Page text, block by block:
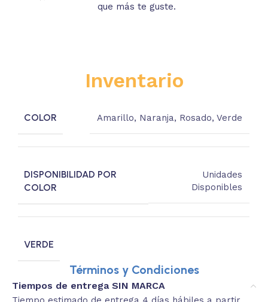
que más te guste.
Inventario
COLOR Amarillo, Naranja, Rosado,Verde
DISPONIBILIDAD POR
COLOR
Unidades
Disponibles
VERDE
Términos y Condiciones
Tiempos de entrega SIN MARCA